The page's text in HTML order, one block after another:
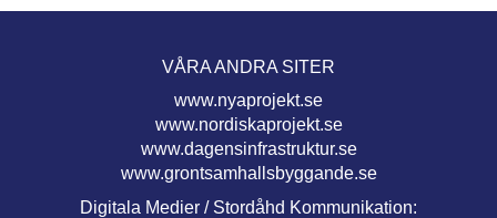
VÅRA ANDRA SITER
www.nyaprojekt.se
www.nordiskaprojekt.se
www.dagensinfrastruktur.se
www.grontsamhallsbyggande.se
Digitala Medier / Stordåhd Kommunikation: